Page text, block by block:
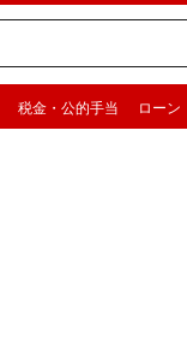
税金・公的手当 ローン